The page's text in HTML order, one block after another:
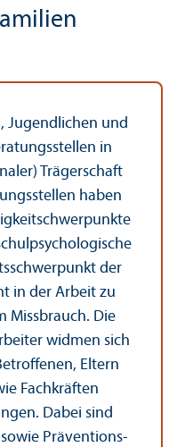
Jugendlichen und
in
Trägerschaft
haben
der
in der Arbeit zu
Missbrauch. Die
widmen sich
Eltern
Fach­kräften
Dabei sind
Präventions­